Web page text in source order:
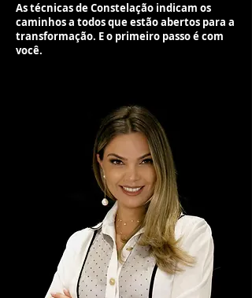
As técnicas de Constelação indicam os
caminhos a todos que estão abertos para a
transformação. E o primeiro passo é com
você.